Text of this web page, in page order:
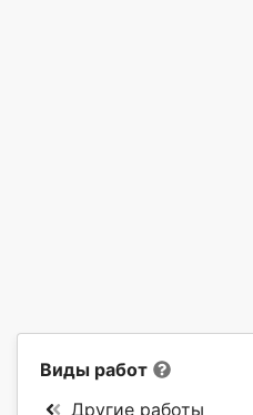
Виды работ
Другие работы